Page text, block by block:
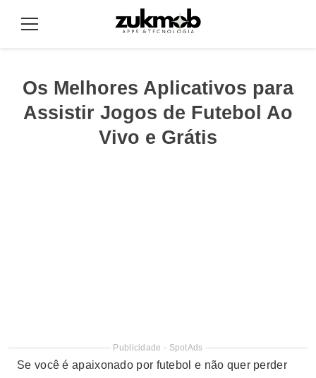
paraMenu
Os Melhores Aplicativos para
Assistir Jogos de Futebol Ao
Vivo e Grátis
Publicidade - SpotAds
Se você é apaixonado por futebol e não quer perder